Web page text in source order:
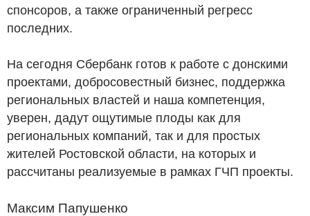
спонсоров, а также ограниченный регресс
последних.
На сегодня Сбербанк готов к работе с донскими
проектами, добросовестный бизнес, поддержка
региональных властей и наша компетенция,
уверен, дадут ощутимые плоды как для
региональных компаний, так и для простых
жителей Ростовской области, на которых и
рассчитаны реализуемые в рамках ГЧП проекты.
Максим Папушенко